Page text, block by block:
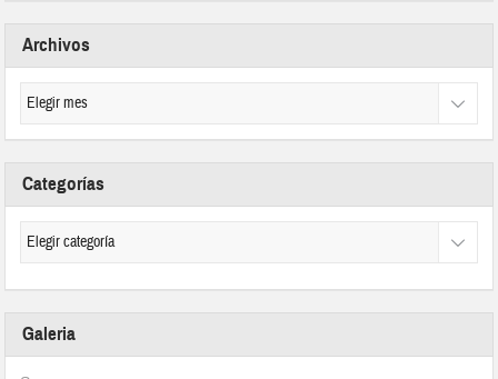
Archivos
Categorías
Galeria